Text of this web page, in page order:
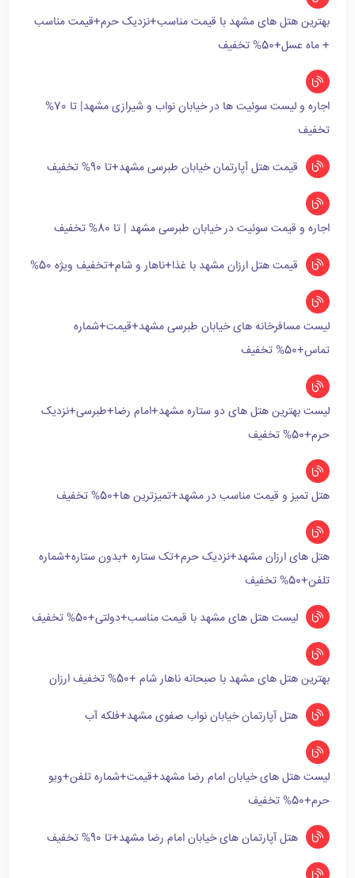
بهترین هتل های مشهد با قیمت مناسب+نزدیک حرم+قیمت مناسب
+ ماه عسل+50% تخفیف
اجاره و لیست سوئیت ها در خیابان نواب و شیرازی مشهد| تا 70%
تخفیف
قیمت هتل آپارتمان خیابان طبرسی مشهد+تا 90% تخفیف
اجاره و قیمت سوئیت در خیابان طبرسی مشهد | تا 80% تخفیف
قیمت هتل ارزان مشهد با غذا+ناهار و شام+تخفیف ویژه 50%
لیست مسافرخانه های خیابان طبرسی مشهد+قیمت+شماره
تماس+50% تخفیف
لیست بهترین هتل های دو ستاره مشهد+امام رضا+طبرسی+نزدیک
حرم+50% تخفیف
هتل تمیز و قیمت مناسب در مشهد+تمیزترین ها+50% تخفیف
هتل های ارزان مشهد+نزدیک حرم+تک ستاره +بدون ستاره+شماره
تلفن+50% تخفیف
لیست هتل های مشهد با قیمت مناسب+دولتی+50% تخفیف
بهترین هتل های مشهد با صبحانه ناهار شام +50% تخفیف ارزان
هتل آپارتمان خیابان نواب صفوی مشهد+فلکه آب
لیست هتل های خیابان امام رضا مشهد+قیمت+شماره تلفن+ویو
حرم+50% تخفیف
هتل آپارتمان های خیابان امام رضا مشهد+تا 90% تخفیف